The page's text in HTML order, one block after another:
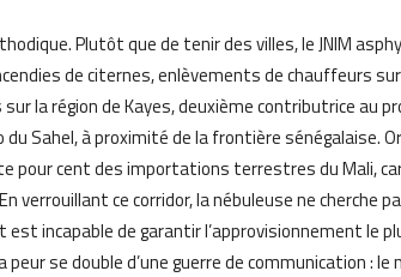
Plutôt que de tenir des villes, le JNIM
de citernes, enlèvements de chauffeurs
la région de Kayes, deuxième contributrice au
du Sahel, à proximité de la frontière sénégalaise.
pour cent des importations terrestres du Mali,
verrouillant ce corridor, la nébuleuse ne cherche
est incapable de garantir l’approvisionnement le
peur se double d’une guerre de communication :